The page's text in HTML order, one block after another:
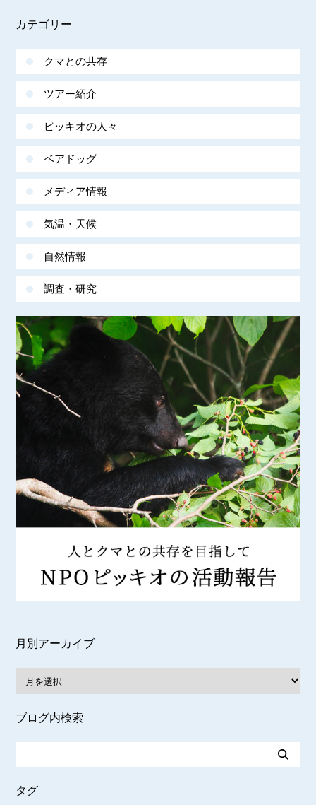
カテゴリー
クマとの共存
ツアー紹介
ピッキオの人々
ベアドッグ
メディア情報
気温・天候
自然情報
調査・研究
月別アーカイブ
ブログ内検索
タグ